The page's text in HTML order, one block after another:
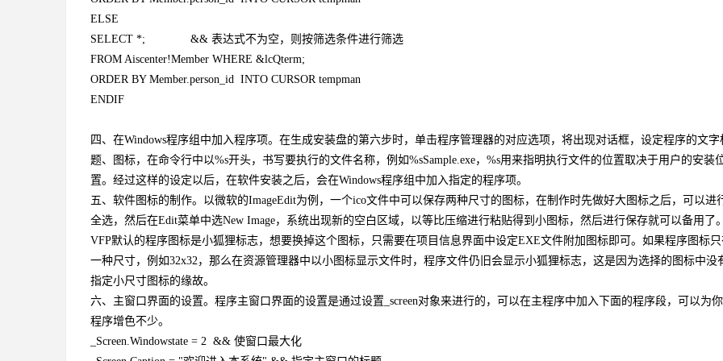
ELSE
SELECT *; && 表达式不为空，则按筛选条件进行筛选
FROM Aiscenter!Member WHERE &lcQterm;
ORDER BY Member.person_id INTO CURSOR tempman
ENDIF
四、在Windows程序组中加入程序项。在生成安装盘的第六步时，单击程序管理器的对应选项，将出现对话框，设定程序的文字
题、图标，在命令行中以%s开头，书写要执行的文件名称，例如%sSample.exe，%s用来指明执行文件的位置取决于用户的安装
置。经过这样的设定以后，在软件安装之后，会在Windows程序组中加入指定的程序项。
五、软件图标的制作。以微软的ImageEdit为例，一个ico文件中可以保存两种尺寸的图标，在制作时先做好大图标之后，可以进
全选，然后在Edit菜单中选New Image，系统出现新的空白区域，以等比压缩进行粘贴得到小图标，然后进行保存就可以备用了。
VFP默认的程序图标是小狐狸标志，想要换掉这个图标，只需要在项目信息界面中设定EXE文件附加图标即可。如果程序图标
一种尺寸，例如32x32，那么在资源管理器中以小图标显示文件时，程序文件仍旧会显示小狐狸标志，这是因为选择的图标中没
指定小尺寸图标的缘故。
六、主窗口界面的设置。程序主窗口界面的设置是通过设置_screen对象来进行的，可以在主程序中加入下面的程序段，可以为
程序增色不少。
_Screen.Windowstate = 2 && 使窗口最大化